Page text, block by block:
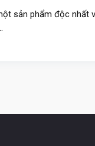
sản phẩm độc nhất